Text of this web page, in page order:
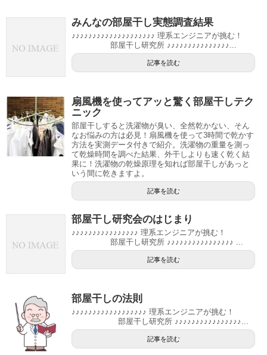
みんなの部屋干し実態調査結果
♪♪♪♪♪♪♪♪♪♪♪♪♪♪♪♪♪♪♪♪ 理系エンジニアが挑む！
部屋干し研究所 ♪♪♪♪♪♪♪♪♪♪♪♪♪♪♪...
記事を読む
扇風機を使ってアッと驚く部屋干しテク
ニック
部屋干しすると洗濯物が臭い、全然乾かない、そん
なお悩みの方は必見！扇風機を使って3時間で乾かす
方法を実測データ付きで紹介。洗濯物の重量を測っ
て乾燥時間を調べた結果、外干しよりも速く乾く結
果に！洗濯物の乾燥原理を知れば部屋干しがあっと
いう間に乾きますよ。
記事を読む
部屋干し研究会のはじまり
♪♪♪♪♪♪♪♪♪♪♪♪♪♪♪♪ 理系エンジニアが挑む！
部屋干し研究所 ♪♪♪♪♪♪♪♪♪♪♪♪♪♪♪♪ ...
記事を読む
部屋干しの法則
♪♪♪♪♪♪♪♪♪♪♪♪♪♪♪♪♪♪ 理系エンジニアが挑む！
部屋干し研究所 ♪♪♪♪♪♪♪♪♪♪♪♪♪♪♪♪...
記事を読む